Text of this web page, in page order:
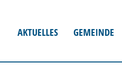
AKTUELLES GEMEINDE